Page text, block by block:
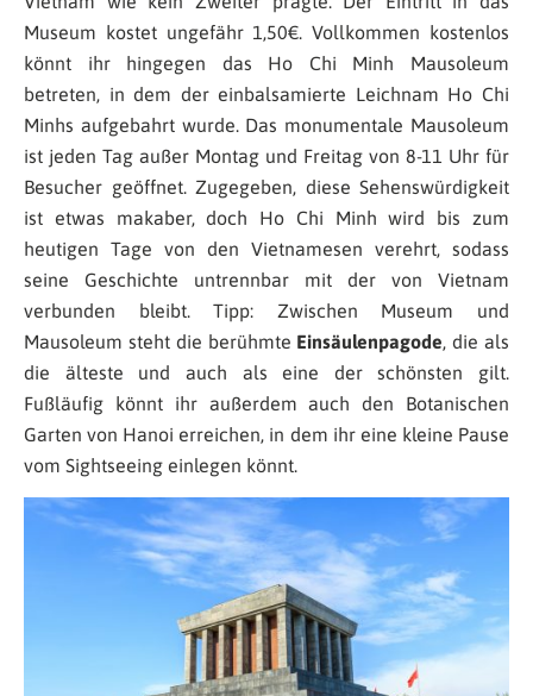
Museum kostet ungefähr 1,50€. Vollkommen kostenlos
könnt ihr hingegen das Ho Chi Minh Mausoleum
betreten, in dem der einbalsamierte Leichnam Ho Chi
Minhs aufgebahrt wurde. Das monumentale Mausoleum
ist jeden Tag außer Montag und Freitag von 8-11 Uhr für
Besucher geöffnet. Zugegeben, diese Sehenswürdigkeit
ist etwas makaber, doch Ho Chi Minh wird bis zum
heutigen Tage von den Vietnamesen verehrt, sodass
seine Geschichte untrennbar mit der von Vietnam
verbunden bleibt. Tipp: Zwischen Museum und
Mausoleum steht die berühmte Einsäulenpagode, die als
die älteste und auch als eine der schönsten gilt.
Fußläufig könnt ihr außerdem auch den Botanischen
Garten von Hanoi erreichen, in dem ihr eine kleine Pause
vom Sightseeing einlegen könnt.